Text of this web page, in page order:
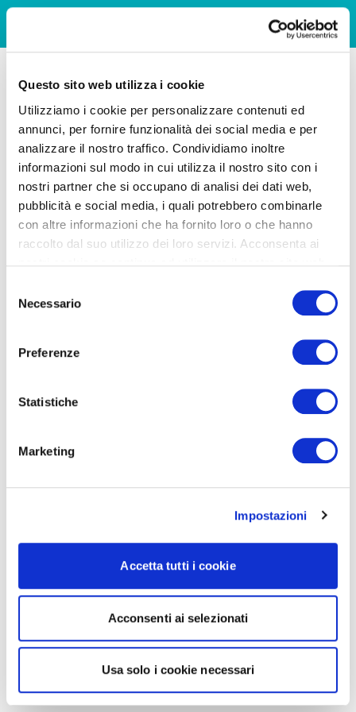
Questo sito web utilizza i cookie
Utilizziamo i cookie per personalizzare contenuti ed
annunci, per fornire funzionalità dei social media e per
analizzare il nostro traffico. Condividiamo inoltre
informazioni sul modo in cui utilizza il nostro sito con i
nostri partner che si occupano di analisi dei dati web,
pubblicità e social media, i quali potrebbero combinarle
con altre informazioni che ha fornito loro o che hanno
raccolto dal suo utilizzo dei loro servizi. Acconsenta ai
delNecessario
Preferenze
Statistiche
Marketing
Impostazioni
Accetta tutti i cookie
Acconsenti ai selezionati
Usa solo i cookie necessari